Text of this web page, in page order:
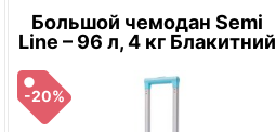
Большой чемодан Semi
Line – 96 л, 4 кг Блакитний
-20%